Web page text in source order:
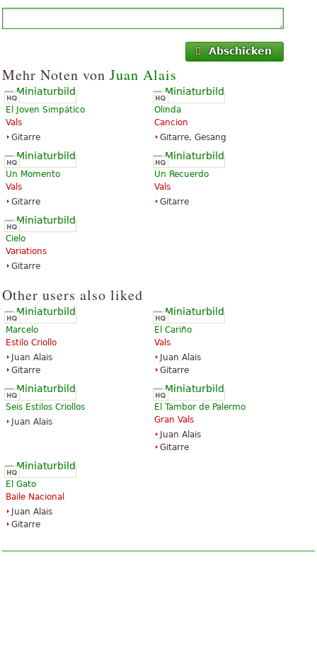
Abschicken
Mehr Noten von Juan Alais
El Joven Simpático
Vals
Gitarre
Olinda
Cancion
Gitarre, Gesang
Un Momento
Vals
Gitarre
Un Recuerdo
Vals
Gitarre
Cielo
Variations
Gitarre
Other users also liked
Marcelo
Estilo Criollo
Juan Alais
Gitarre
El Cariño
Vals
Juan Alais
Gitarre
Seis Estilos Criollos
Juan Alais
El Tambor de Palermo
Gran Vals
Juan Alais
Gitarre
El Gato
Baile Nacional
Juan Alais
Gitarre